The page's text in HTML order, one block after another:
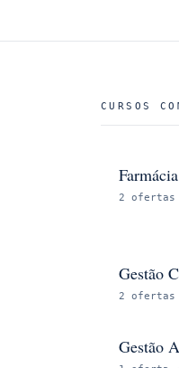
CURSOS
2 ofertas
Gestão
2 ofertas
Gestão